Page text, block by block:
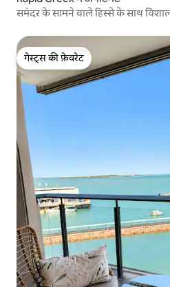
समंदर के सामने वाले हिस्से के साथ
गेस्ट्स की फ़ेवरेट
गेस्ट्स की फ़ेवरेट